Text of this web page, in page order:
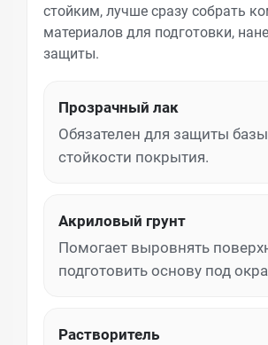
стойким, лучше сразу собрать
материалов для подготовки,
защиты.
Прозрачный лак
Обязателен для защиты
стойкости покрытия.
Акриловый грунт
Помогает выровнять
подготовить основу под
Растворитель